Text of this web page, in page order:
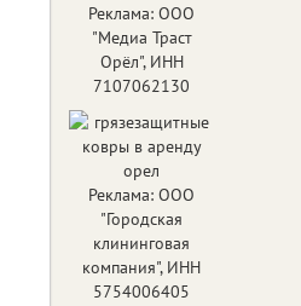
Реклама: ООО
"Медиа Траст
Орёл", ИНН
7107062130
Реклама: ООО
"Городская
клининговая
компания", ИНН
5754006405